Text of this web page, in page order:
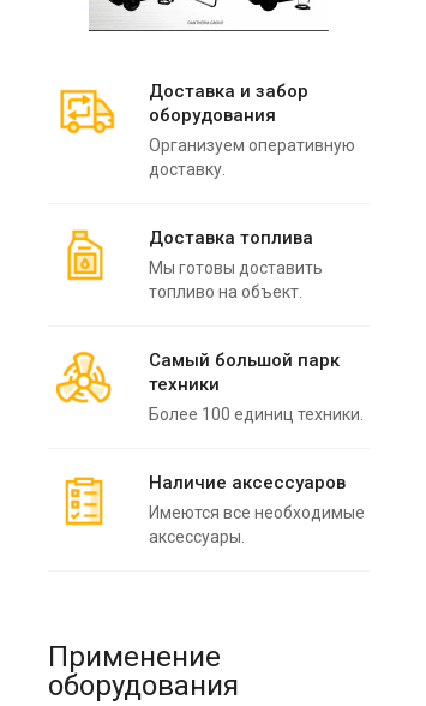
Доставка и забор
оборудования
Организуем оперативную
доставку.
Доставка топлива
Мы готовы доставить
топливо на объект.
Самый большой парк
техники
Более 100 единиц техники.
Наличие аксессуаров
Имеются все необходимые
аксессуары.
Применение
оборудования